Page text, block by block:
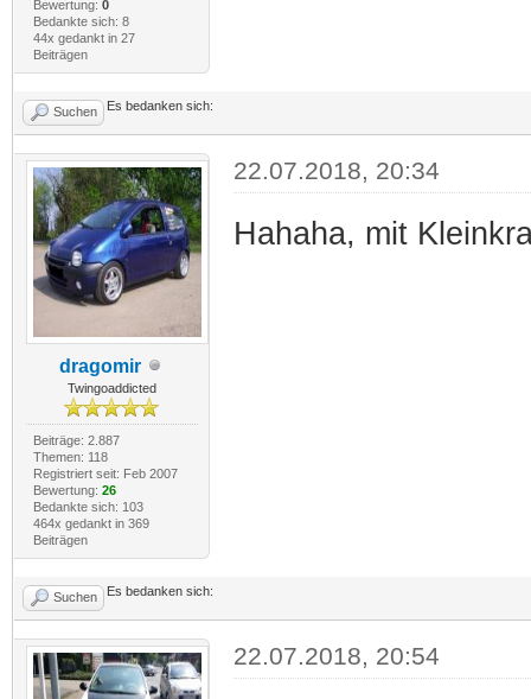
Bewertung: 0
Bedankte sich: 8
44x gedankt in 27
Beiträgen
Suchen Es bedanken sich:
dragomir
Twingoaddicted
Beiträge: 2.887
Themen: 118
Registriert seit: Feb 2007
Bewertung: 26
Bedankte sich: 103
464x gedankt in 369
Beiträgen
22.07.2018, 20:34
Hahaha, mit
Suchen Es bedanken sich:
22.07.2018, 20:54